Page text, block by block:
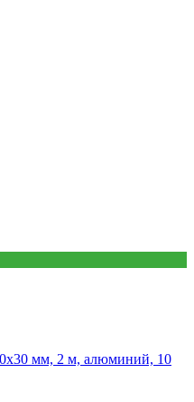
мм, 2 м, алюминий, 10